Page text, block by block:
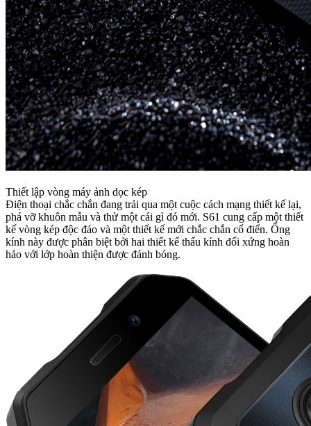
Thiết lập vòng máy ảnh dọc kép
Điện thoại chắc chắn đang trải qua một cuộc cách mạng thiết kế lại,
phá vỡ khuôn mẫu và thử một cái gì đó mới. S61 cung cấp một thiết
kế vòng kép độc đáo và một thiết kế mới chắc chắn cổ điển. Ống
kính này được phân biệt bởi hai thiết kế thấu kính đối xứng hoàn
hảo với lớp hoàn thiện được đánh bóng.